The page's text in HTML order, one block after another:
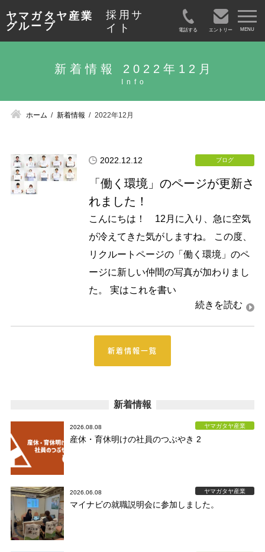
ヤマガタヤ産業
グループ
採用サ
イト
電話する エントリー
新着情報 2022年12月
ホーム 新着情報 2022年12月
2022.12.12 ブログ
「働く環境」のページが更新さ
れました！
こんにちは！ 12月に入り、急に空気
が冷えてきた気がしますね。 この度、
リクルートページの「働く環境」のペ
ージに新しい仲間の写真が加わりまし
た。 実はこれを書い
新着情報一覧
新着情報
2026.08.08 ヤマガタヤ産業
産休・育休明けの社員のつぶやき 2
2026.06.08 ヤマガタヤ産業
マイナビの就職説明会に参加しました。